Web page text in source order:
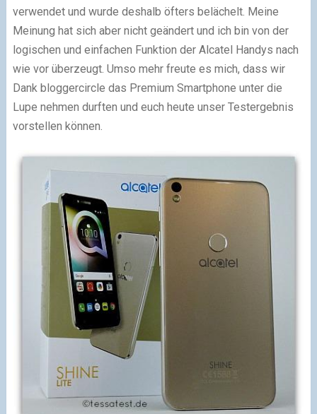
verwendet und wurde deshalb öfters belächelt. Meine
Meinung hat sich aber nicht geändert und ich bin von der
logischen und einfachen Funktion der Alcatel Handys nach
wie vor überzeugt. Umso mehr freute es mich, dass wir
Dank bloggercircle das Premium Smartphone unter die
Lupe nehmen durften und euch heute unser Testergebnis
vorstellen können.